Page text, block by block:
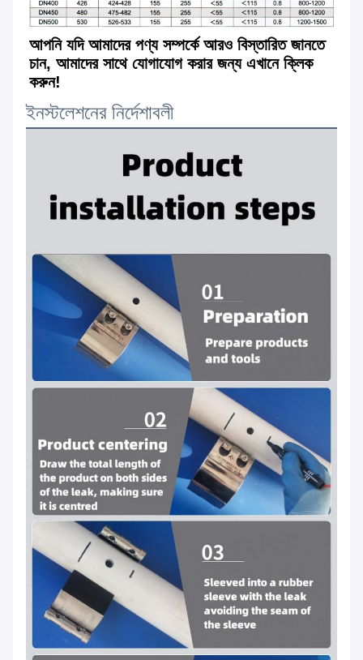
আপনি যদি আমাদের পণ্য সম্পর্কে আরও বিস্তারিত জানতে
চান, আমাদের সাথে যোগাযোগ করার জন্য এখানে ক্লিক
করুন!
ইনস্টলেশনের নির্দেশাবলী